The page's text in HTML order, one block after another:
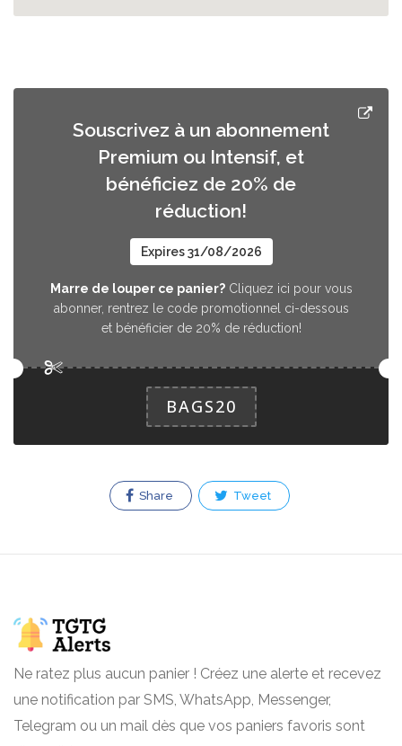
Souscrivez à un abonnement
Premium ou Intensif, et
bénéficiez de 20% de
réduction!
Expires 31/08/2026
Marre de louper ce panier?Cliquez ici pour vous
abonner, rentrez le code promotionnel ci-dessous
et bénéficier de 20% de réduction!
BAGS20
Share Tweet
Ne ratez plus aucun panier ! Créez une alerte et recevez
une notification par SMS, WhatsApp, Messenger,
Telegram ou un mail dès que vos paniers favoris sont